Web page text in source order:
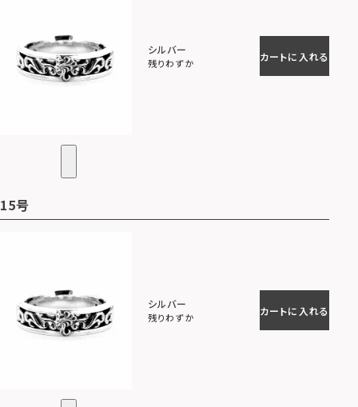
シルバー
残りわずか
カートに入れる
15号
シルバー
残りわずか
カートに入れる